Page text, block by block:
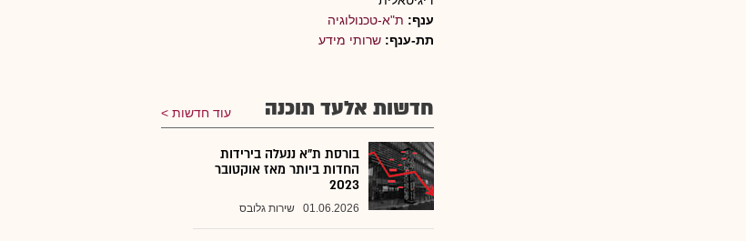
ענף: ת"א-טכנולוגיה
תת-ענף: שרותי מידע
חדשות אלעד תוכנה עוד חדשות
בורסת ת"א ננעלה בירידות
החדות ביותר מאז אוקטובר
2023
01.06.2026 שירות גלובס